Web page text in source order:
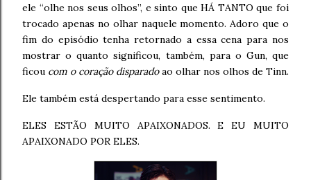
ele “olhe nos seus olhos”, e sinto que HÁ TANTO que foi
trocado apenas no olhar naquele momento. Adoro que o
fim do episódio tenha retornado a essa cena para nos
mostrar o quanto significou, também, para o Gun, que
ficou com o coração disparadoao olhar nos olhos de Tinn.
Ele também está despertando para esse sentimento.
ELES ESTÃO MUITO APAIXONADOS. E EU MUITO
APAIXONADO POR ELES.